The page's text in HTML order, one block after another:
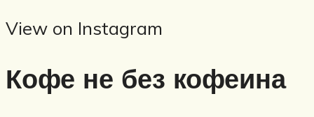
View on Instagram
Кофе не без кофеина